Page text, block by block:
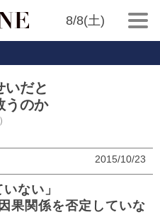
8/8(土)
いだと
うのか
2015/10/23
ない」
果関係を否定していな